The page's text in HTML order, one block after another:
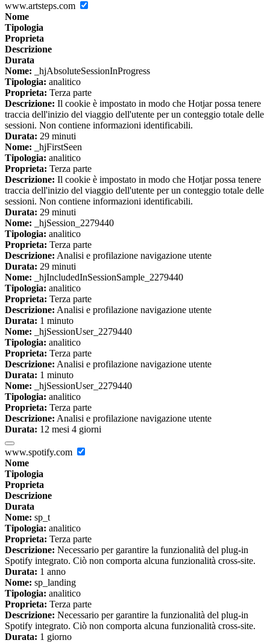
www.artsteps.com
Nome
Tipologia
Proprieta
Descrizione
Durata
Nome: _hjAbsoluteSessionInProgress
Tipologia: analitico
Proprieta: Terza parte
Descrizione: Il cookie è impostato in modo che Hotjar possa tenere
traccia dell'inizio del viaggio dell'utente per un conteggio totale delle
sessioni. Non contiene informazioni identificabili.
Durata: 29 minuti
Nome: _hjFirstSeen
Tipologia: analitico
Proprieta: Terza parte
Descrizione: Il cookie è impostato in modo che Hotjar possa tenere
traccia dell'inizio del viaggio dell'utente per un conteggio totale delle
sessioni. Non contiene informazioni identificabili.
Durata: 29 minuti
Nome: _hjSession_2279440
Tipologia: analitico
Proprieta: Terza parte
Descrizione: Analisi e profilazione navigazione utente
Durata: 29 minuti
Nome: _hjIncludedInSessionSample_2279440
Tipologia: analitico
Proprieta: Terza parte
Descrizione: Analisi e profilazione navigazione utente
Durata: 1 minuto
Nome: _hjSessionUser_2279440
Tipologia: analitico
Proprieta: Terza parte
Descrizione: Analisi e profilazione navigazione utente
Durata: 1 minuto
Nome: _hjSessionUser_2279440
Tipologia: analitico
Proprieta: Terza parte
Descrizione: Analisi e profilazione navigazione utente
Durata: 12 mesi 4 giorni
www.spotify.com
Nome
Tipologia
Proprieta
Descrizione
Durata
Nome: sp_t
Tipologia: analitico
Proprieta: Terza parte
Descrizione: Necessario per garantire la funzionalità del plug-in
Spotify integrato. Ciò non comporta alcuna funzionalità cross-site.
Durata: 1 anno
Nome: sp_landing
Tipologia: analitico
Proprieta: Terza parte
Descrizione: Necessario per garantire la funzionalità del plug-in
Spotify integrato. Ciò non comporta alcuna funzionalità cross-site.
Durata: 1 giorno